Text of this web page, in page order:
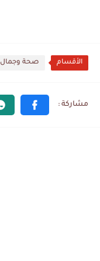
الأقسام صحة وجمال